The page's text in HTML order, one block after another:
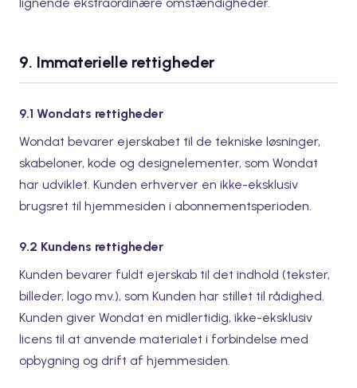
9. Immaterielle rettigheder
9.1 Wondats rettigheder
Wondat bevarer ejerskabet til de tekniske løsninger,
skabeloner, kode og designelementer, som Wondat
har udviklet. Kunden erhverver en ikke-eksklusiv
brugsret til hjemmesiden i abonnementsperioden.
9.2 Kundens rettigheder
Kunden bevarer fuldt ejerskab til det indhold (tekster,
billeder, logo mv.), som Kunden har stillet til rådighed.
Kunden giver Wondat en midlertidig, ikke-eksklusiv
licens til at anvende materialet i forbindelse med
opbygning og drift af hjemmesiden.